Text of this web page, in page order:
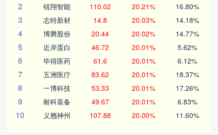
2 锐翔智能 110.02 20.21% 16.80%
3 志特新材 14.8 20.03% 14.18%
4 博腾股份 20.44 20.02% 14.77%
5 近岸蛋白 46.72 20.01% 5.62%
6 毕得医药 61.6 20.01% 6.12%
7 五洲医疗 83.62 20.01% 18.37%
8 一博科技 53.33 20.01% 17.26%
9 耐科装备 49.67 20.01% 6.83%
10 义翘神州 107.88 20.00% 11.60%